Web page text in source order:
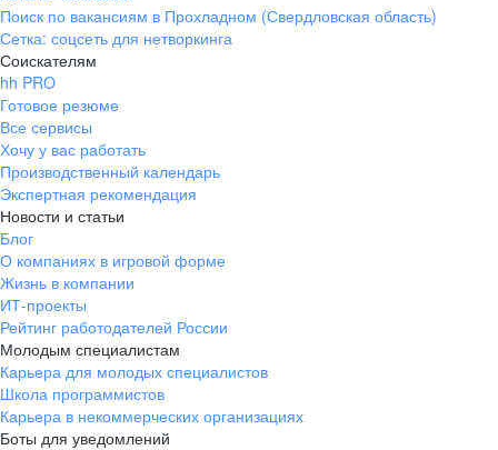
Поиск по вакансиям в Прохладном (Свердловская область)
Сетка: соцсеть для нетворкинга
Соискателям
hh PRO
Готовое резюме
Все сервисы
Хочу у вас работать
Производственный календарь
Экспертная рекомендация
Новости и статьи
Блог
О компаниях в игровой форме
Жизнь в компании
ИТ-проекты
Рейтинг работодателей России
Молодым специалистам
Карьера для молодых специалистов
Школа программистов
Карьера в некоммерческих организациях
Боты для уведомлений